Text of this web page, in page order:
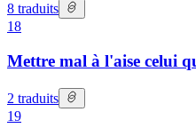
8 traduits
18
Mettre mal à l'aise celui
2 traduits
19